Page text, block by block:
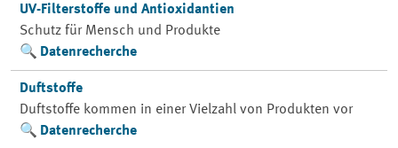
UV-Filterstoffe und Antioxidantien
Schutz für Mensch und Produkte
Datenrecherche
Duftstoffe
Duftstoffe kommen in einer Vielzahl von Produkten vor
Datenrecherche